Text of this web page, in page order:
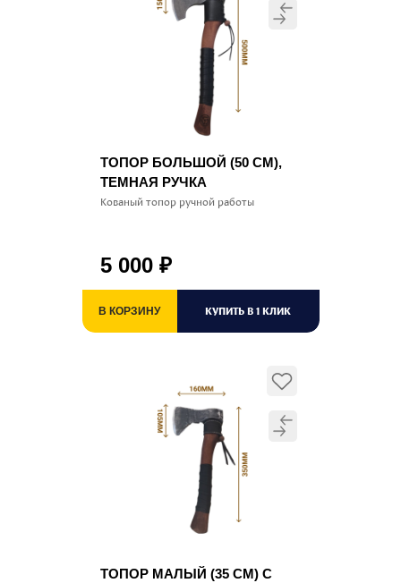
ТОПОР БОЛЬШОЙ (50 СМ),
ТЕМНАЯ РУЧКА
Кованый топор ручной работы
5 000 ₽
В КОРЗИНУ КУПИТЬ В 1 КЛИК
ТОПОР МАЛЫЙ (35 СМ) С